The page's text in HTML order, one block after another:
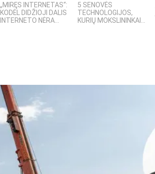
„MIRĘS INTERNETAS“:
KODĖL DIDŽIOJI DALIS
INTERNETO NĖRA...
5 SENOVĖS
TECHNOLOGIJOS,
KURIŲ MOKSLININKAI...